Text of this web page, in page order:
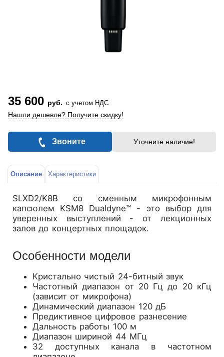
35 600 руб. с учетом НДС
Нашли дешевле? Получите скидку!
Звоните Уточните наличие!
Описание Характеристики
SLXD2/K8B со сменным микрофонным
капсюлем KSM8 Dualdyne™ - это выбор для
уверенных выступлений - от лекционных
залов до концертных площадок.
Особенности модели
Кристально чистый 24-битный звук
Частотный диапазон от 20 Гц до 20 кГц
(зависит от микрофона)
Динамический диапазон 120 дБ
Предиктивное цифровое разнесение
Дальность работы 100 м
Диапазон шириной 44 МГц
32 доступных канала в частотном